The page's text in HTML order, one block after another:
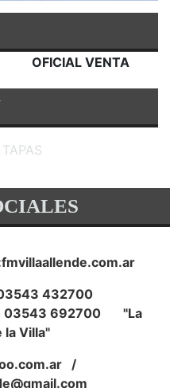
OFICIAL VENTA
432700
03543 692700 "La
la Villa"
/